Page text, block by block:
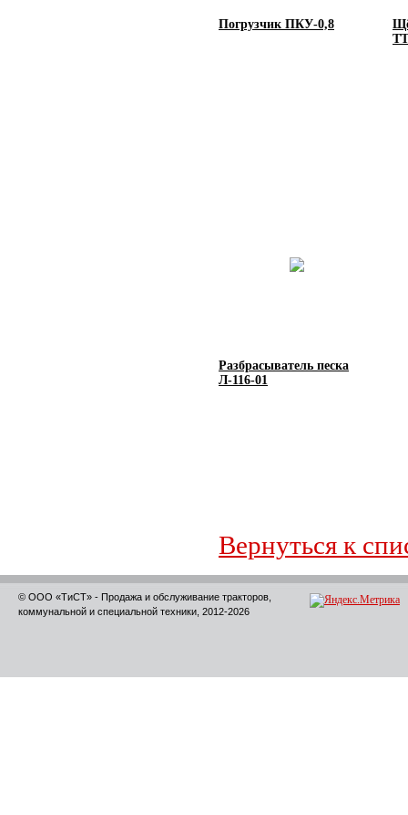
Погрузчик ПКУ-0,8
Разбрасыватель песка
Л-116-01
Вернуться к
© ООО «ТиСТ» - Продажа и обслуживание тракторов,
коммунальной и специальной техники, 2012-2026